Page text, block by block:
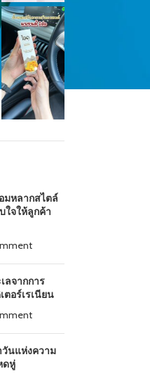
มหลากสไตล์
ใจให้ลูกค้า
ลจากการ
ตอร์เรเนียน
นแห่งความ
ดหู่